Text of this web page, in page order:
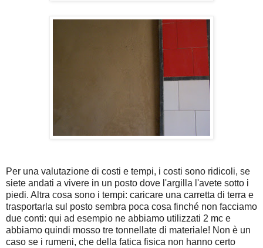
Per una valutazione di costi e tempi, i costi sono ridicoli, se
siete andati a vivere in un posto dove l'argilla l'avete sotto i
piedi. Altra cosa sono i tempi: caricare una carretta di terra e
trasportarla sul posto sembra poca cosa finché non facciamo
due conti: qui ad esempio ne abbiamo utilizzati 2 mc e
abbiamo quindi mosso tre tonnellate di materiale! Non è un
caso se i rumeni, che della fatica fisica non hanno certo